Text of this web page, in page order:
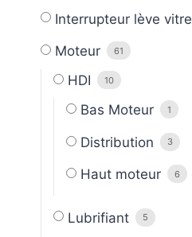
Interrupteur lève vitre
Moteur 61
HDI 10
Bas Moteur 1
Distribution 3
Haut moteur 6
Lubrifiant 5